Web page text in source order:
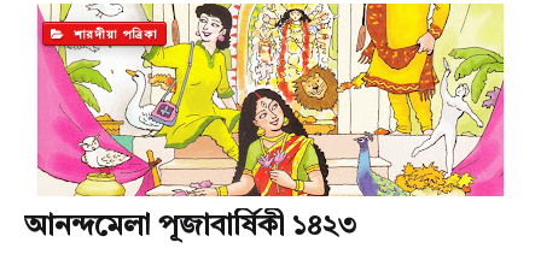
শারদীয়া পত্রিকা
আনন্দমেলা পূজাবার্ষিকী ১৪২৩